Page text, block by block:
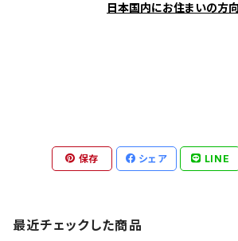
日本国内にお住まいの方
保存 シェア LINE
最近チェックした商品